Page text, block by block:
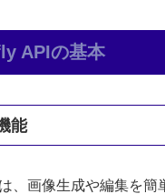
APIの基本
能
、画像生成や編集を簡